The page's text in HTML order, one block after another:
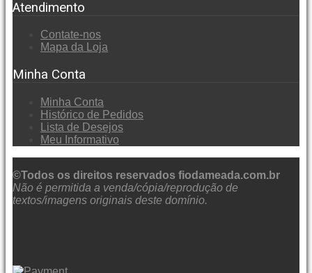
Atendimento
Contate-nos
Mapa da Loja
Minha Conta
Minha Conta
Histórico de Pedidos
Lista de Desejos
Meu Informativo
©Todos os direitos reservados fiodameada.com.br
Não é permitida a venda/cópia/reprodução de
textos/imagens originais deste domínio.